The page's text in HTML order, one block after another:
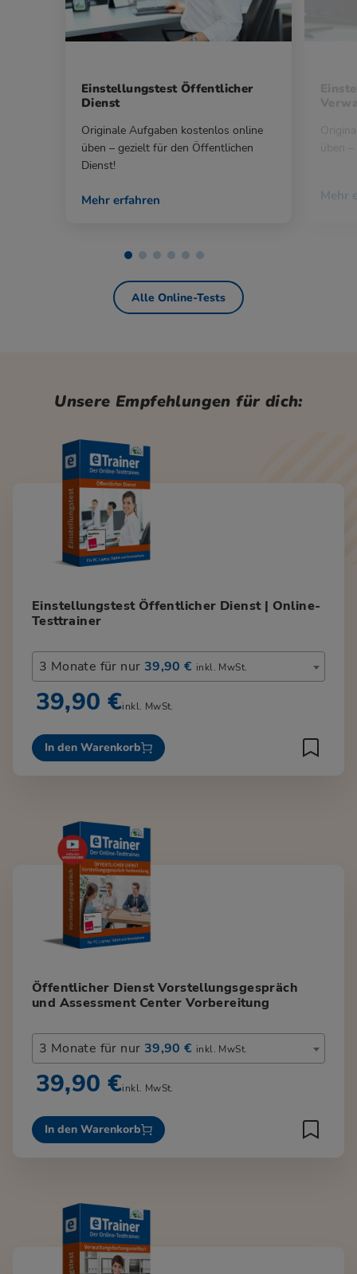
Einstellungstest Öffentlicher
Dienst
Originale Aufgaben kostenlos online
üben – gezielt für den Öffentlichen
Dienst!
Mehr erfahren Mehr
Alle Online-Tests
Unsere Empfehlungen für dich:
Einstellungstest Öffentlicher Dienst | Online-
Testtrainer
3 Monate für nur 39,90 € inkl. MwSt.
39,90 €inkl. MwSt.
In den Warenkorb
Öffentlicher Dienst Vorstellungsgespräch
und Assessment Center Vorbereitung
3 Monate für nur 39,90 € inkl. MwSt.
39,90 €inkl. MwSt.
In den Warenkorb